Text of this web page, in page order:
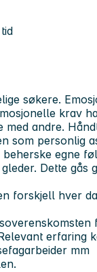
søkere.
krav
andre.
som personlig
egne
Dette gås
forskjell hver
erfaring
mm